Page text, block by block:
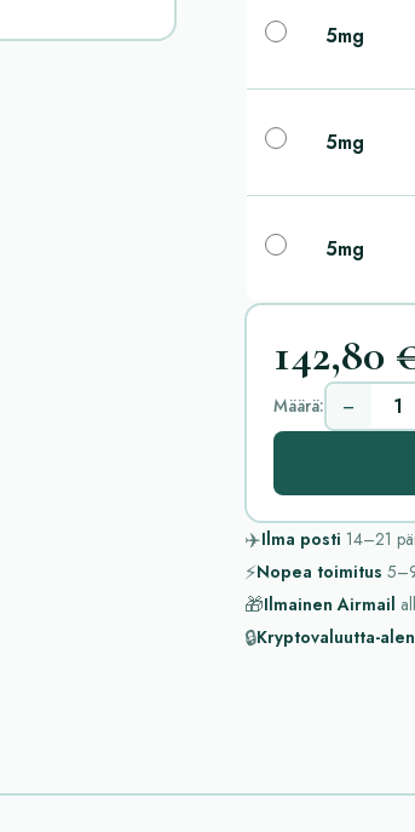
5mg
5mg
5mg
142,80
Määrä: −
✈️Ilma posti 14–21
⚡Nopea toimitus
🎁Ilmainen Airmail
🔒Kryptovaluutta-